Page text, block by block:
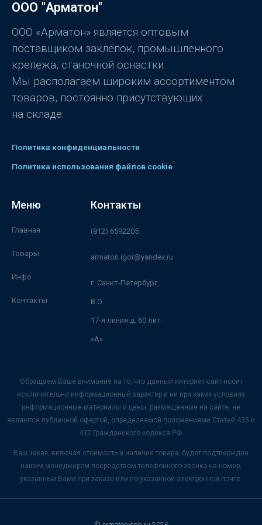
и
з
ООО "Арматон"
ООО «Арматон» является оптовым
поставщиком заклёпок, промышленного
крепежа, станочной оснастки.
Мы располагаем широким ассортиментом
товаров, постоянно присутствующих
на складе.
Политика конфиденциальности
Политика использования файлов cookie
Меню
Главная
Товары
Инфо
Контакты
Контакты
(812) 6592205
armaton.igor@yandex.ru
г. Санкт-Петербург,
В.О.
17-я линия д. 60 лит.
«А»
Обращаем Ваше внимание на то, что данный интернет-сайт носит
исключительно информационный характер и ни при каких условиях
информационные материалы и цены, размещенные на сайте, не
являются публичной офертой, определяемой положениями Статей 435 и
437 Гражданского кодекса РФ.
Ваш заказ, включая стоимость и наличие товара, будет подтвержден
нашим менеджером посредством телефонного звонка на номер,
указанный Вами при заказе или по указанной электронной почте.